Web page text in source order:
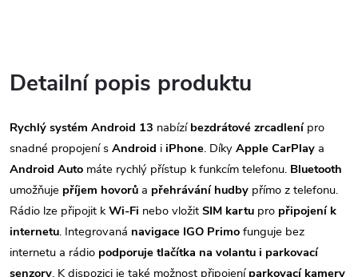
Detailní popis produktu
Rychlý systém Android 13 nabízí bezdrátové zrcadlenípro
snadné propojení s Android i iPhone. Díky Apple CarPlay a
Android Auto máte rychlý přístup k funkcím telefonu. Bluetooth
umožňuje příjem hovorů a přehrávání hudby přímo z telefonu.
Rádio lze připojit kWi-Fi nebo vložit SIM kartu pro připojení k
internetu. Integrovaná navigace IGO Primo funguje bez
internetu a rádio podporuje tlačítka na volantu i parkovací
senzory. K dispozici je také možnost připojení parkovací kamery